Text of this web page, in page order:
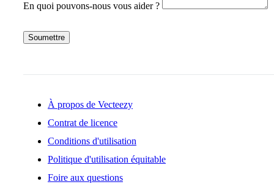
En quoi pouvons-nous vous aider ?
Soumettre
À propos de Vecteezy
Contrat de licence
Conditions d'utilisation
Politique d'utilisation équitable
Foire aux questions